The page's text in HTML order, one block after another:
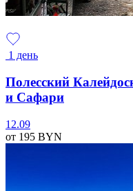
1 день
Полесский
и Сафари
12.09
от 195 BYN